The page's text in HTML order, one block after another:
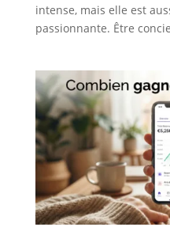
intense, mais elle est
passionnante. Être